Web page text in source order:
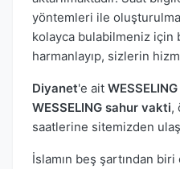
yöntemleri ile
kolayca bulabilmeniz için
harmanlayıp, sizlerin
Diyanet'e ait
WESSELING sahur vakti,
saatlerine sitemizden
İslamın beş şartından biri